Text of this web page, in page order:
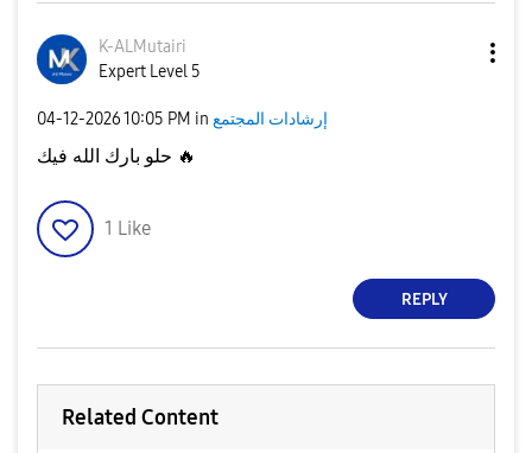
K-ALMutairi
Expert Level 5
‎04-12-202610:05 PM in إرشادات المجتمع
🔥
1 Like
REPLY
Related Content